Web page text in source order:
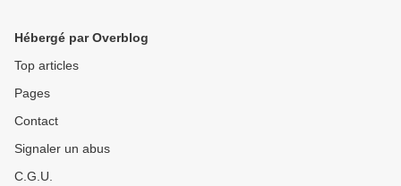
Hébergé par Overblog
Top articles
Pages
Contact
Signaler un abus
C.G.U.